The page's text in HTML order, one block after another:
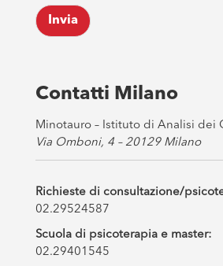
k
b
s
*
Invia
Contatti Milano
Minotauro – Istituto di Analisi dei
Via Omboni, 4 – 20129 Milano
Richieste di consultazione/
02.29524587
Scuola di psicoterapia e master:
02.29401545